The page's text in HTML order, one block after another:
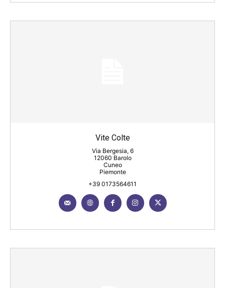
Vite Colte
Via Bergesia, 6
12060 Barolo
Cuneo
Piemonte
+39 0173564611